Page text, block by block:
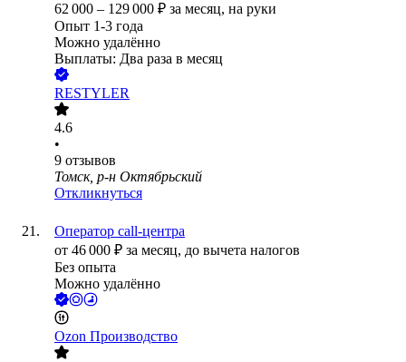
62 000 – 129 000 ₽ за месяц, на руки
Опыт 1-3 года
Можно удалённо
Выплаты: Два раза в месяц
RESTYLER
4.6
•
9 отзывов
Томск, р-н Октябрьский
Откликнуться
Оператор call-центра
от 46 000 ₽ за месяц, до вычета налогов
Без опыта
Можно удалённо
Ozon Производство